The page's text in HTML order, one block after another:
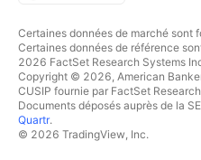
Certaines données de marché sont
Certaines données de référence
2026 FactSet Research Systems
Copyright © 2026, American
CUSIP fournie par FactSet
Documents déposés auprès de la
Quartr.
© 2026 TradingView, Inc.